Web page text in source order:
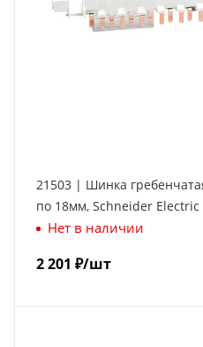
21503 | Шинка
по 18мм, Schneider Electric
Нет в наличии
2 201 ₽/шт